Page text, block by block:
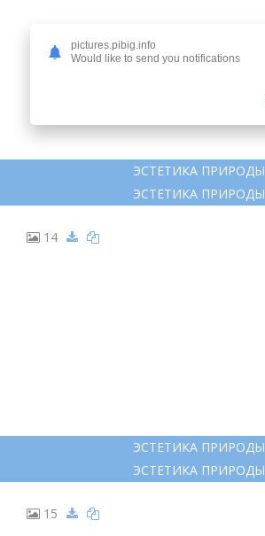
ЭСТЕТИКА ПРИРОДЫ
ЭСТЕТИКА ПРИРОДЫ
14
ЭСТЕТИКА ПРИРОДЫ
ЭСТЕТИКА ПРИРОДЫ
15
pictures.pibig.info
Would like to send you notifications